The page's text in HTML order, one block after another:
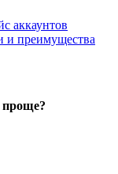
аккаунтов
и преимущества